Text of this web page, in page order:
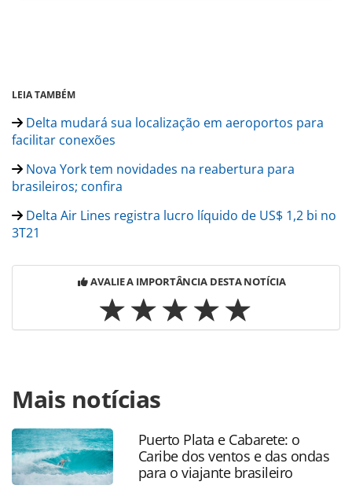
LEIA TAMBÉM
Delta mudará sua localização em aeroportos para
facilitar conexões
Nova York tem novidades na reabertura para
brasileiros; confira
Delta Air Lines registra lucro líquido de US$ 1,2 bi no
3T21
AVALIE A IMPORTÂNCIA DESTA NOTÍCIA
https://www.panrotas.com.br/aviacao/novas-
rotas/2021/10/delta-tera-voos-para-o-panama-saindo-de-
los-angeles-ny-e-orlando_184970.html ou as ferramentas
oferecidas na página. Todo o conteúdo produzido pela
PANROTAS Editora é protegido pela legislação brasileira
sobre direito autoral. Não reproduza o conteúdo sem
Mais notícias
Puerto Plata e Cabarete: o
Caribe dos ventos e das ondas
para o viajante brasileiro